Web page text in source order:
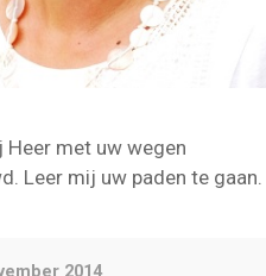
Heer met uw wegen
Leer mij uw paden te gaan.
2014